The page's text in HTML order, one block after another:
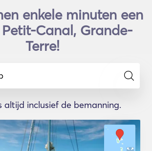
enkele minuten een
Canal, Grande-
Terre!
altijd inclusief de bemanning.